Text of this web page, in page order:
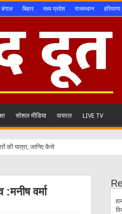
बंगाल बिहार मध्य प्रदेश राजस्थान हरियाणा
सोशल मीडिया वायरल LIVE TV
वर्मा